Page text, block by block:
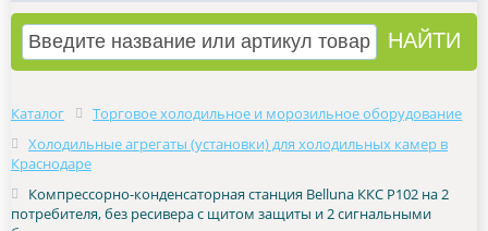
Каталог
Торговое холодильное и морозильное оборудование
Холодильные агрегаты (установки) для холодильных камер в
Краснодаре
Компрессорно-конденсаторная станция Belluna ККС Р102 на 2
потребителя, без ресивера с щитом защиты и 2 сигнальными